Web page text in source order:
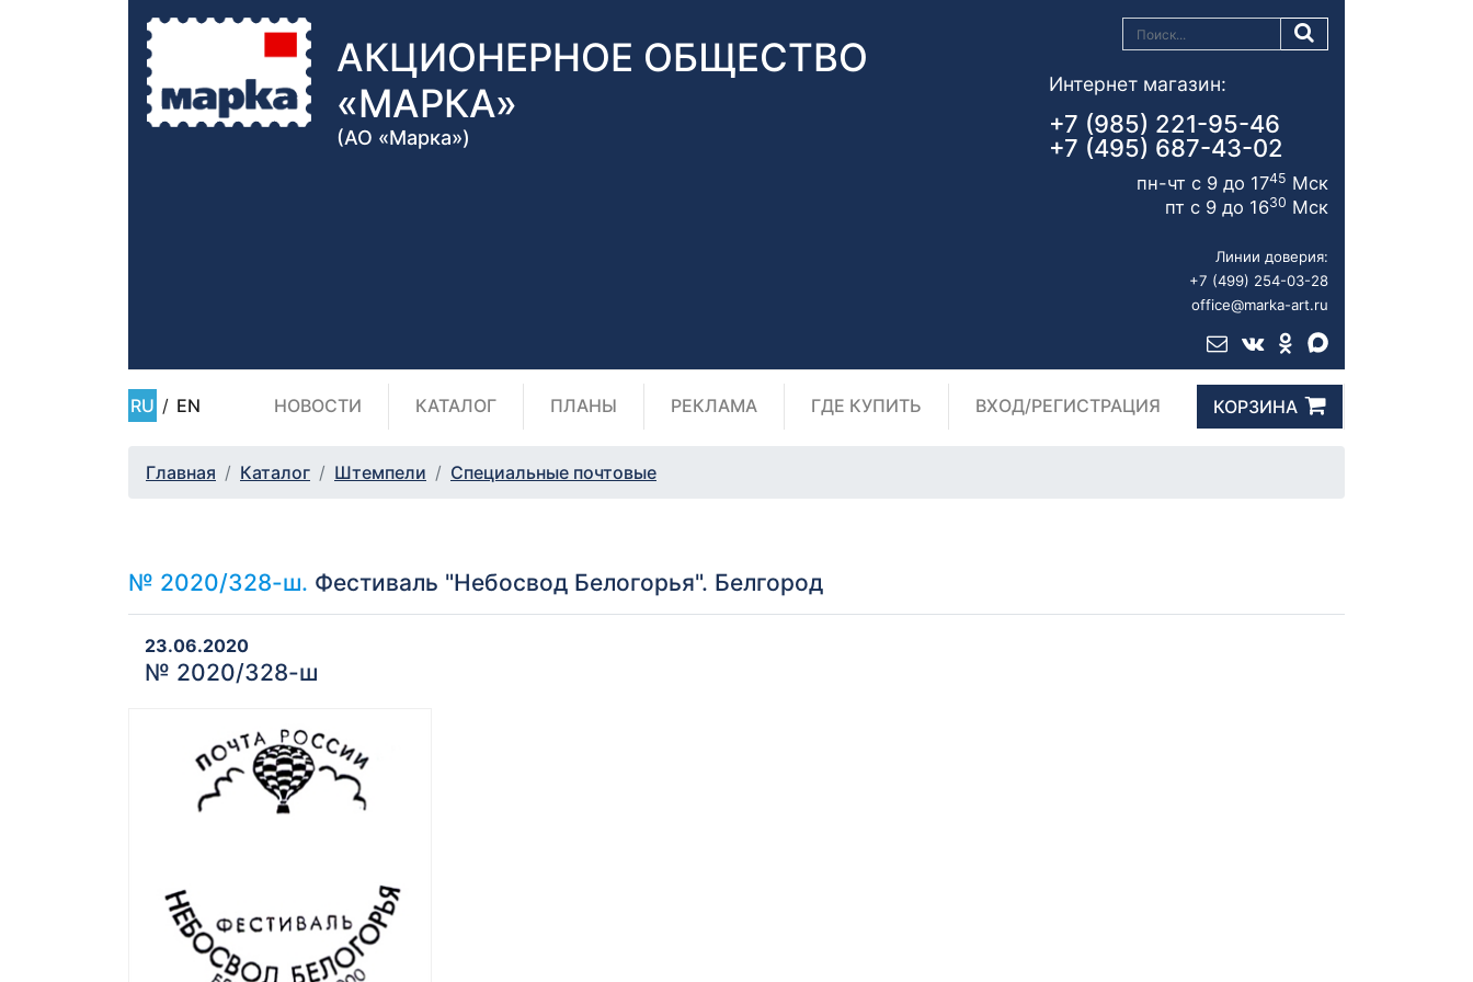
АКЦИОНЕРНОЕ ОБЩЕСТВО
«МАРКА»
(АО «Марка»)
Интернет магазин:
+7 (985) 221-95-46
+7 (495) 687-43-02
пн-чт с 9 до 1745 Мск
пт с 9 до 1630 Мск
Линии доверия:
+7 (499) 254-03-28
office@marka-art.ru
RU / EN НОВОСТИ КАТАЛОГ ПЛАНЫ РЕКЛАМА ГДЕ КУПИТЬ ВХОД/РЕГИСТРАЦИЯ КОРЗИНА
Главная Каталог Штемпели Специальные почтовые
№ 2020/328-ш. Фестиваль "Небосвод Белогорья". Белгород
23.06.2020
№ 2020/328-ш